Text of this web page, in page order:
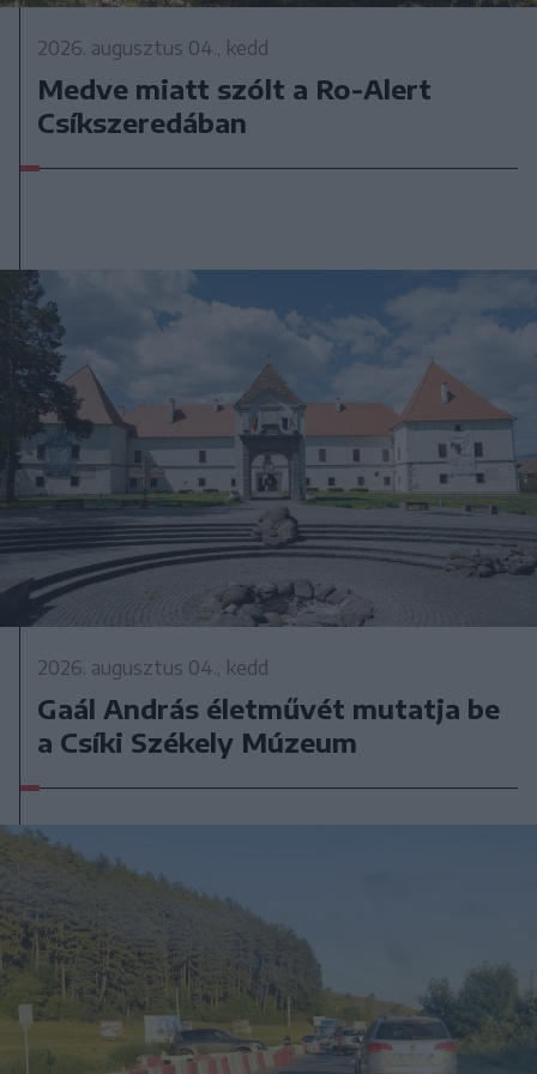
2026. augusztus 04., kedd
Medve miatt szólt a Ro-Alert
Csíkszeredában
2026. augusztus 04., kedd
Gaál András életművét mutatja be
a Csíki Székely Múzeum